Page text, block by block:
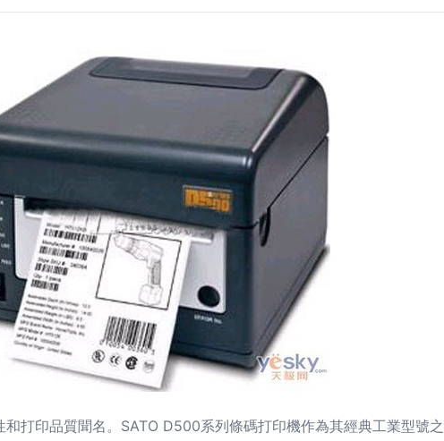
打印品質聞名。SATO D500系列條碼打印機作為其經典工業型號之